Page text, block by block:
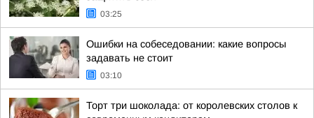
03:25
Ошибки на собеседовании: какие вопросы
задавать не стоит
03:10
Торт три шоколада: от королевских столов к